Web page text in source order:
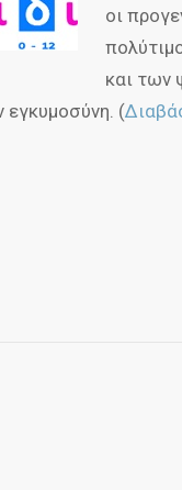
οι
και των
εγκυμοσύνη. (